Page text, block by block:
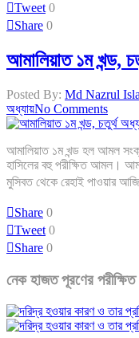
Tweet 0
Share 0
আমালিয়াত ১ম খন্ড,
Posted By: Md Nazrul
অধ্যায়No Comments
আমালিয়াত ১ম খন্ড হল আমল
হাসিলের বহু পরীক্ষিত আমল।
মুসিবত থেকে রেহাই পাওয়ার
Share 0
Tweet 0
Share 0
নেক হাজত পূরণের